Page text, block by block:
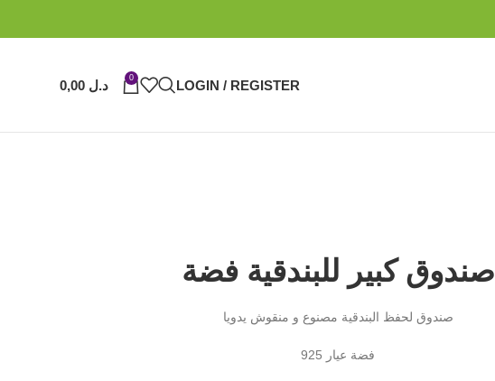
LOGIN / REGISTER
0 د.ل
صندوق كبير للبندقية فضة
صندوق لحفظ البندقية مصنوع و منقوش يدويا
فضة عيار 925